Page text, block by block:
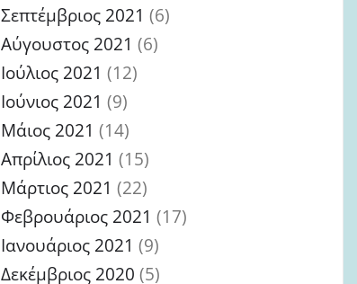
Σεπτέμβριος 2021 (6)
Αύγουστος 2021 (6)
Ιούλιος 2021 (12)
Ιούνιος 2021 (9)
Μάιος 2021 (14)
Απρίλιος 2021 (15)
Μάρτιος 2021 (22)
Φεβρουάριος 2021 (17)
Ιανουάριος 2021 (9)
Δεκέμβριος 2020 (5)